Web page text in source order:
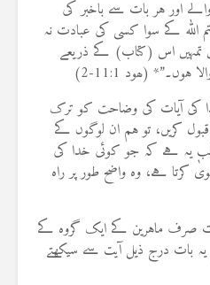
اور ہر بات سے باخبر کی
کے سوا کسی کی عبادت نہ
اس (کتاب) کے ذریعے
(ھود 11:1-2)
کی آیات کی وضاحت کو ترک
کریں، تو ہم ان لوگوں کے
یہ ہے کہ جو کوئی خدا کی
ہے، وہ واضح طور پر راہ
صرف ماہرین کے ایک گروہ کے
بات درج ذیل آیت سے سیکھتے